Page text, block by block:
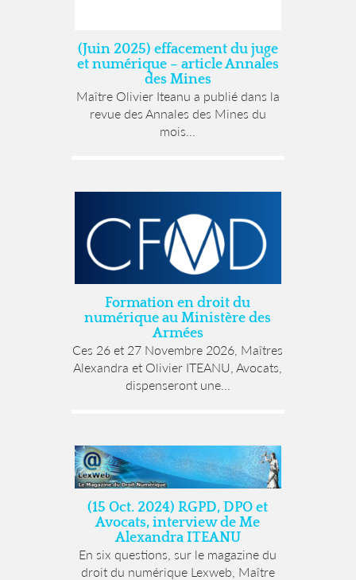
(Juin 2025) effacement du juge
et numérique – article Annales
des Mines
Maître Olivier Iteanu a publié dans la
revue des Annales des Mines du
mois...
Formation en droit du
numérique au Ministère des
Armées
Ces 26 et 27 Novembre 2026, Maîtres
Alexandra et Olivier ITEANU, Avocats,
dispenseront une...
(15 Oct. 2024) RGPD, DPO et
Avocats, interview de Me
Alexandra ITEANU
En six questions, sur le magazine du
droit du numérique Lexweb, Maître